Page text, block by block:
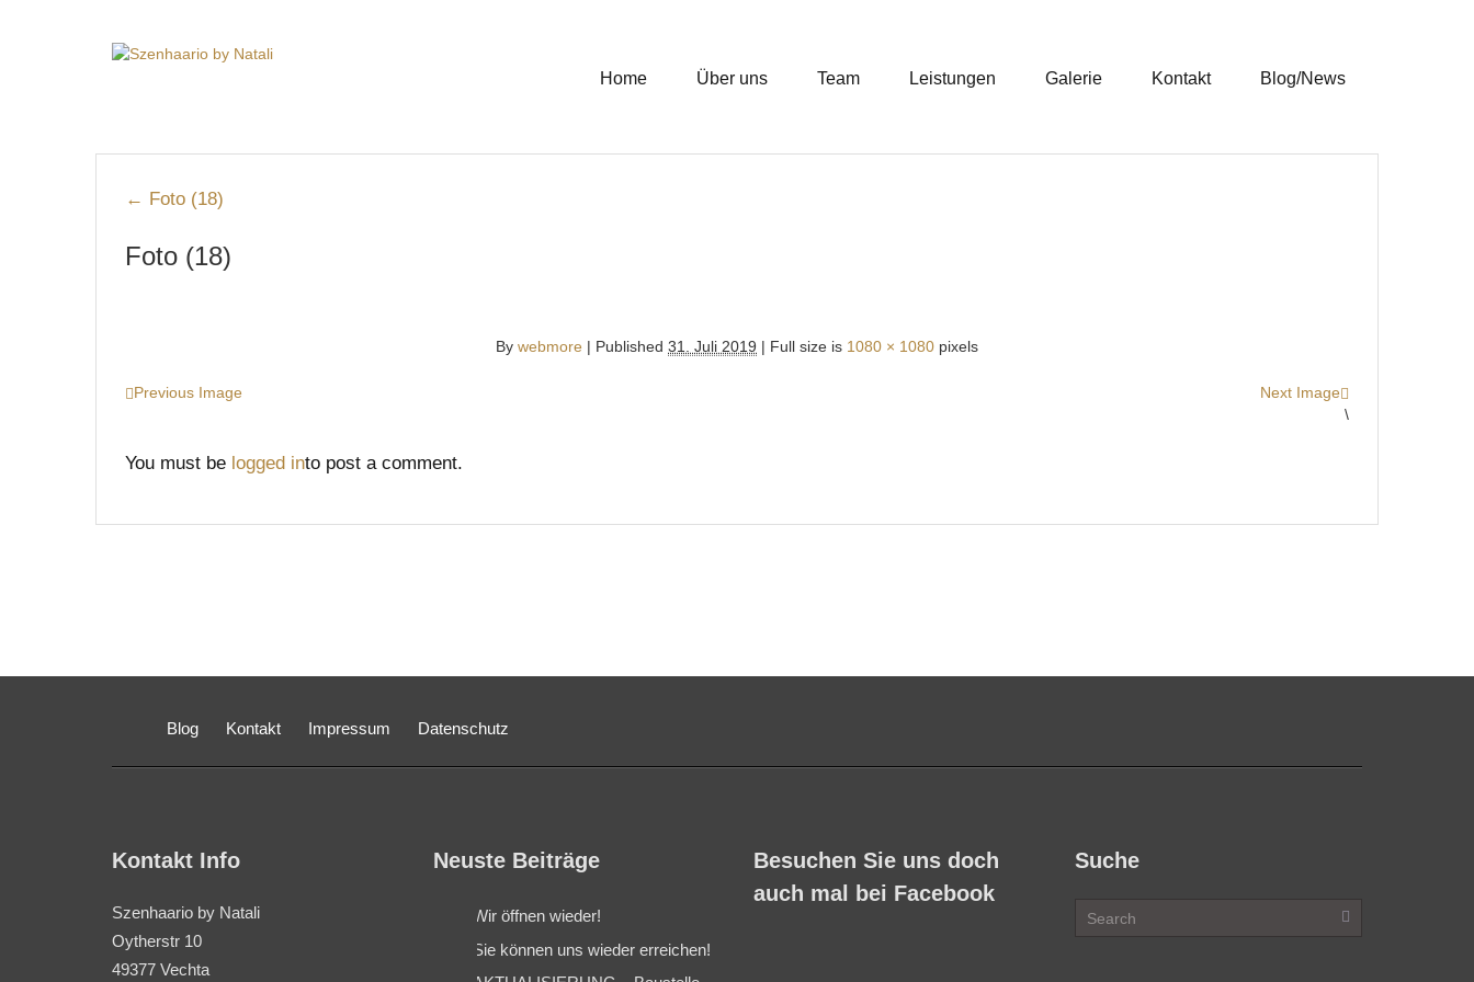
Home Über uns Team Leistungen Galerie Kontakt Blog/News
← Foto (18)
Foto (18)
By webmore | Published 31. Juli 2019 | Full size is 1080 × 1080 pixels
Previous Image
Next Image
\
You must be logged into post a comment.
Blog Kontakt Impressum Datenschutz
Kontakt Info
Szenhaario by Natali
Oytherstr 10
49377 Vechta
Neuste Beiträge
Wir öffnen wieder!
Sie können uns wieder erreichen!
Besuchen Sie uns doch
auch mal bei Facebook
Suche